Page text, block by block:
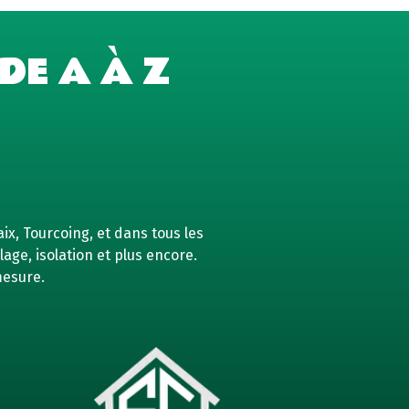
A À Z
Tourcoing, et dans tous les
isolation et plus encore.